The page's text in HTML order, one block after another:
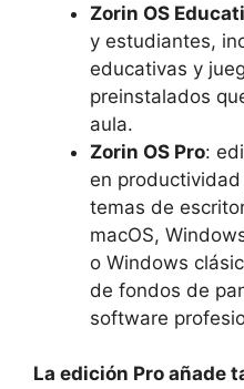
Zorin OS
y estudiantes,
educativas y
preinstalados
aula.
Zorin OS Pro:
en
temas de
macOS,
o Windows
de fondos de
software
La edición Pro añade